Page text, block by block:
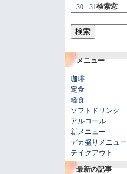
30
31検索窓
メニュー
珈琲
定食
軽食
ソフトドリンク
アルコール
新メニュー
デカ盛りメニュー
テイクアウト
最新の記事